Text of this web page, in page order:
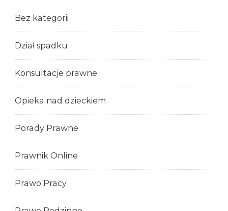
Bez kategorii
Dział spadku
Konsultacje prawne
Opieka nad dzieckiem
Porady Prawne
Prawnik Online
Prawo Pracy